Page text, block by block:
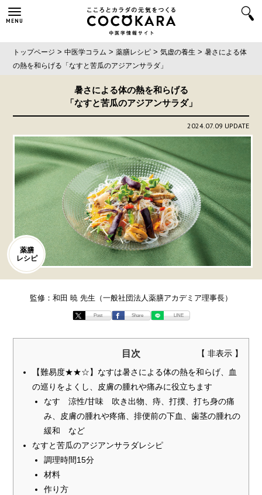
MENU
トップページ >中医学コラム >薬膳レシピ >気虚の養生 >暑さによる体
の熱を和らげる 「なすと苦瓜のアジアンサラダ」
薬膳
レシピ
暑さによる体の熱を和らげる
「なすと苦瓜のアジアンサラダ」
2024.07.09 UPDATE
監修：和田 暁 先生（一般社団法人薬膳アカデミア理事長）
Post Share LINE
目次
【難易度★★☆】なすは暑さによる体の熱を和らげ、血
の巡りをよくし、皮膚の腫れや痛みに役立ちます
なす 涼性/甘味 吹き出物、痔、打撲、打ち身の痛
み、皮膚の腫れや疼痛、排便前の下血、歯茎の腫れの
緩和 など
なすと苦瓜のアジアンサラダレシピ
調理時間15分
材料
作り方